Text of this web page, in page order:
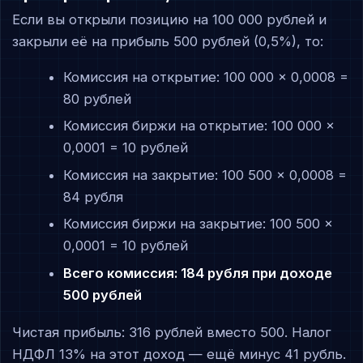
Если вы открыли позицию на 100 000 рублей и
закрыли её на прибыль 500 рублей (0,5%), то:
Комиссия на открытие: 100 000 × 0,0008 =
80 рублей
Комиссия биржи на открытие: 100 000 ×
0,0001 = 10 рублей
Комиссия на закрытие: 100 500 × 0,0008 =
84 рубля
Комиссия биржи на закрытие: 100 500 ×
0,0001 = 10 рублей
Всего комиссия: 184 рубля при доходе
500 рублей
Чистая прибыль: 316 рублей вместо 500. Налог
НДФЛ 13% на этот доход — ещё минус 41 рубль.